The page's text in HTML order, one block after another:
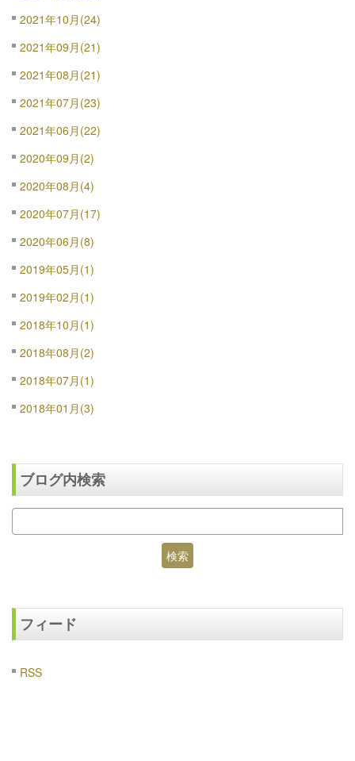
2021年10月(24)
2021年09月(21)
2021年08月(21)
2021年07月(23)
2021年06月(22)
2020年09月(2)
2020年08月(4)
2020年07月(17)
2020年06月(8)
2019年05月(1)
2019年02月(1)
2018年10月(1)
2018年08月(2)
2018年07月(1)
2018年01月(3)
ブログ内検索
フィード
RSS